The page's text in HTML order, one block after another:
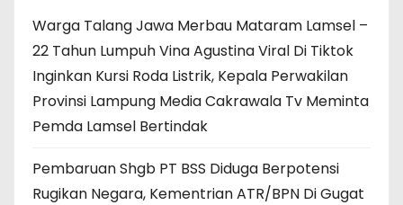
Warga Talang Jawa Merbau Mataram Lamsel –
22 Tahun Lumpuh Vina Agustina Viral Di Tiktok
Inginkan Kursi Roda Listrik, Kepala Perwakilan
Provinsi Lampung Media Cakrawala Tv Meminta
Pemda Lamsel Bertindak
Pembaruan Shgb PT BSS Diduga Berpotensi
Rugikan Negara, Kementrian ATR/BPN Di Gugat